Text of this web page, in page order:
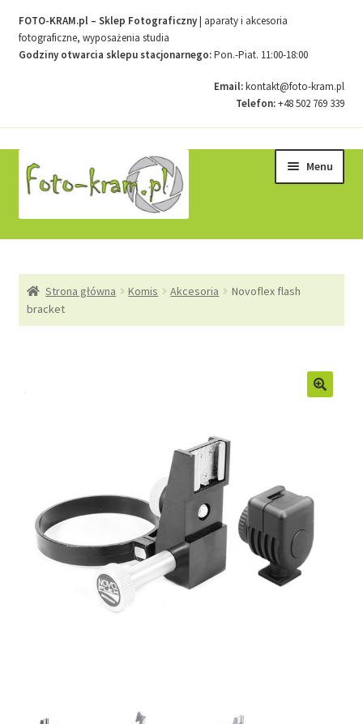
FOTO-KRAM.pl – Sklep Fotograficzny| aparaty i akcesoria
fotograficzne, wyposażenia studia
Godziny otwarcia sklepu stacjonarnego:Pon.-Piat. 11:00-18:00
Email:kontakt@foto-kram.pl
Telefon:+48 502 769 339
do
nawigacji
do
treści
Menu
Kontakt
Moje konto
Sklep
Zamówienia
Strona główna Komis Akcesoria
Novoflex flash
bracket